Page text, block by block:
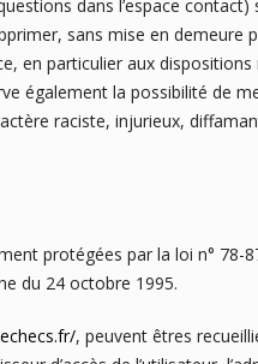
dans l’espace
sans mise en
en particulier aux
également la possibilité de
raciste, injurieux,
protégées par la loi n° 78-
du 24 octobre 1995.
, peuvent êtres